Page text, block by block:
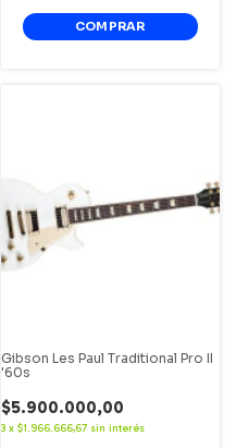
Gibson Les Paul Traditional Pro II
'60s
$5.900.000,00
3 x $1.966.666,67 sin interés